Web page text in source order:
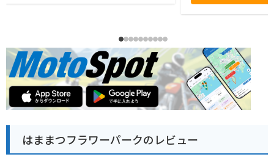
はままつフラワーパークのレビュー